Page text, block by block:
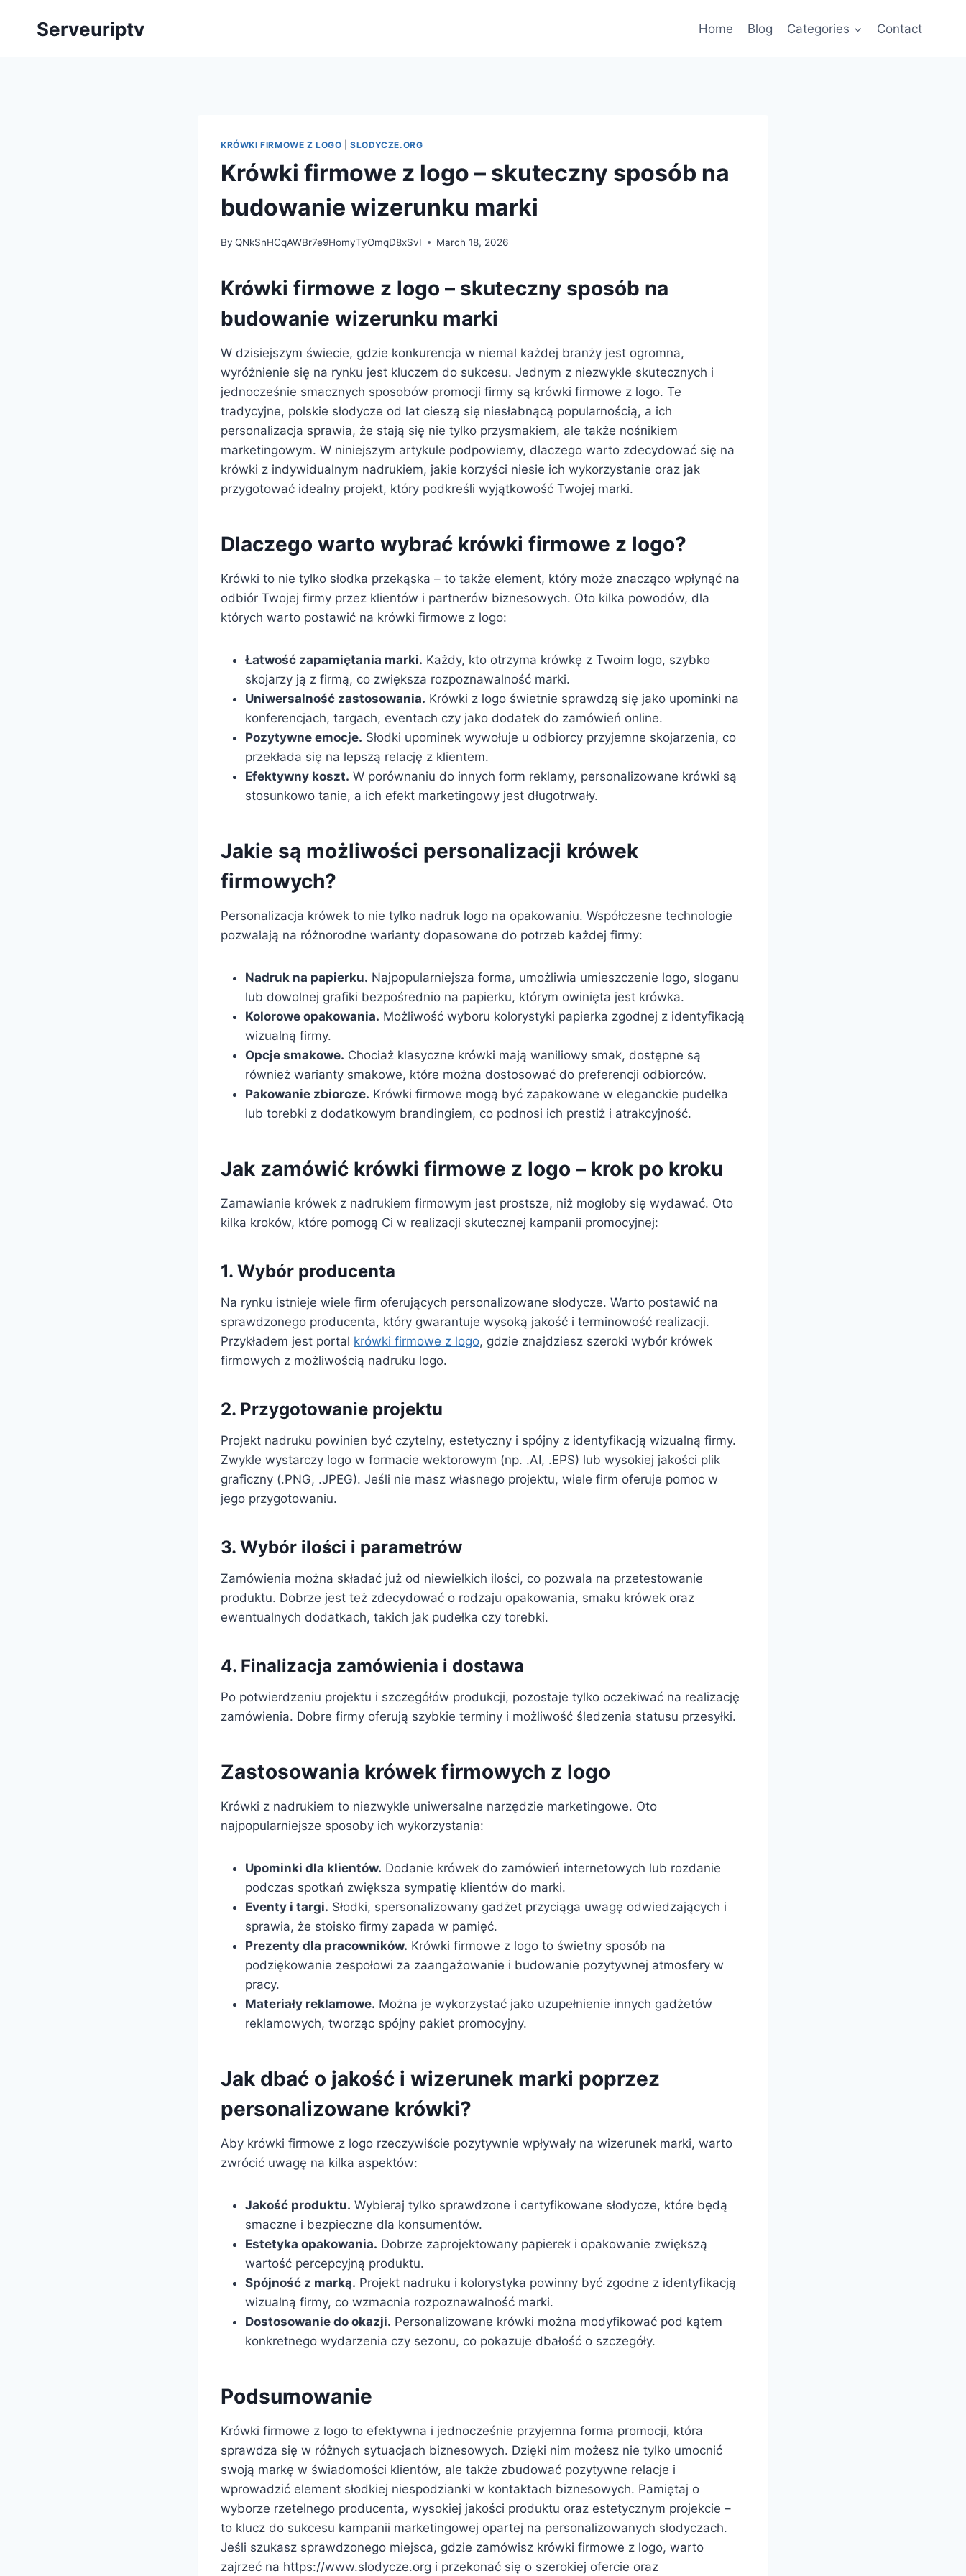
Serveuriptv Home Blog Categories Contact
KRÓWKI FIRMOWE Z LOGO |SLODYCZE.ORG
Krówki firmowe z logo – skuteczny sposób na
budowanie wizerunku marki
By QNkSnHCqAWBr7e9HomyTyOmqD8xSvI March 18, 2026
Krówki firmowe z logo – skuteczny sposób na
budowanie wizerunku marki
W dzisiejszym świecie, gdzie konkurencja w niemal każdej branży jest ogromna,
wyróżnienie się na rynku jest kluczem do sukcesu. Jednym z niezwykle skutecznych i
jednocześnie smacznych sposobów promocji firmy są krówki firmowe z logo. Te
tradycyjne, polskie słodycze od lat cieszą się niesłabnącą popularnością, a ich
personalizacja sprawia, że stają się nie tylko przysmakiem, ale także nośnikiem
marketingowym. W niniejszym artykule podpowiemy, dlaczego warto zdecydować się na
krówki z indywidualnym nadrukiem, jakie korzyści niesie ich wykorzystanie oraz jak
przygotować idealny projekt, który podkreśli wyjątkowość Twojej marki.
Dlaczego warto wybrać krówki firmowe z logo?
Krówki to nie tylko słodka przekąska – to także element, który może znacząco wpłynąć na
odbiór Twojej firmy przez klientów i partnerów biznesowych. Oto kilka powodów, dla
których warto postawić na krówki firmowe z logo:
Łatwość zapamiętania marki. Każdy, kto otrzyma krówkę z Twoim logo, szybko
skojarzy ją z firmą, co zwiększa rozpoznawalność marki.
Uniwersalność zastosowania. Krówki z logo świetnie sprawdzą się jako upominki na
konferencjach, targach, eventach czy jako dodatek do zamówień online.
Pozytywne emocje. Słodki upominek wywołuje u odbiorcy przyjemne skojarzenia, co
przekłada się na lepszą relację z klientem.
Efektywny koszt. W porównaniu do innych form reklamy, personalizowane krówki są
stosunkowo tanie, a ich efekt marketingowy jest długotrwały.
Jakie są możliwości personalizacji krówek
firmowych?
Personalizacja krówek to nie tylko nadruk logo na opakowaniu. Współczesne technologie
pozwalają na różnorodne warianty dopasowane do potrzeb każdej firmy:
Nadruk na papierku. Najpopularniejsza forma, umożliwia umieszczenie logo, sloganu
lub dowolnej grafiki bezpośrednio na papierku, którym owinięta jest krówka.
Kolorowe opakowania. Możliwość wyboru kolorystyki papierka zgodnej z identyfikacją
wizualną firmy.
Opcje smakowe. Chociaż klasyczne krówki mają waniliowy smak, dostępne są
również warianty smakowe, które można dostosować do preferencji odbiorców.
Pakowanie zbiorcze. Krówki firmowe mogą być zapakowane w eleganckie pudełka
lub torebki z dodatkowym brandingiem, co podnosi ich prestiż i atrakcyjność.
Jak zamówić krówki firmowe z logo – krok po kroku
Zamawianie krówek z nadrukiem firmowym jest prostsze, niż mogłoby się wydawać. Oto
kilka kroków, które pomogą Ci w realizacji skutecznej kampanii promocyjnej:
1. Wybór producenta
Na rynku istnieje wiele firm oferujących personalizowane słodycze. Warto postawić na
sprawdzonego producenta, który gwarantuje wysoką jakość i terminowość realizacji.
Przykładem jest portal krówki firmowe z logo, gdzie znajdziesz szeroki wybór krówek
firmowych z możliwością nadruku logo.
2. Przygotowanie projektu
Projekt nadruku powinien być czytelny, estetyczny i spójny z identyfikacją wizualną firmy.
Zwykle wystarczy logo w formacie wektorowym (np. .AI, .EPS) lub wysokiej jakości plik
graficzny (.PNG, .JPEG). Jeśli nie masz własnego projektu, wiele firm oferuje pomoc w
jego przygotowaniu.
3. Wybór ilości i parametrów
Zamówienia można składać już od niewielkich ilości, co pozwala na przetestowanie
produktu. Dobrze jest też zdecydować o rodzaju opakowania, smaku krówek oraz
ewentualnych dodatkach, takich jak pudełka czy torebki.
4. Finalizacja zamówienia i dostawa
Po potwierdzeniu projektu i szczegółów produkcji, pozostaje tylko oczekiwać na realizację
zamówienia. Dobre firmy oferują szybkie terminy i możliwość śledzenia statusu przesyłki.
Zastosowania krówek firmowych z logo
Krówki z nadrukiem to niezwykle uniwersalne narzędzie marketingowe. Oto
najpopularniejsze sposoby ich wykorzystania:
Upominki dla klientów. Dodanie krówek do zamówień internetowych lub rozdanie
podczas spotkań zwiększa sympatię klientów do marki.
Eventy i targi. Słodki, spersonalizowany gadżet przyciąga uwagę odwiedzających i
sprawia, że stoisko firmy zapada w pamięć.
Prezenty dla pracowników. Krówki firmowe z logo to świetny sposób na
podziękowanie zespołowi za zaangażowanie i budowanie pozytywnej atmosfery w
pracy.
Materiały reklamowe. Można je wykorzystać jako uzupełnienie innych gadżetów
reklamowych, tworząc spójny pakiet promocyjny.
Jak dbać o jakość i wizerunek marki poprzez
personalizowane krówki?
Aby krówki firmowe z logo rzeczywiście pozytywnie wpływały na wizerunek marki, warto
zwrócić uwagę na kilka aspektów:
Jakość produktu. Wybieraj tylko sprawdzone i certyfikowane słodycze, które będą
smaczne i bezpieczne dla konsumentów.
Estetyka opakowania. Dobrze zaprojektowany papierek i opakowanie zwiększą
wartość percepcyjną produktu.
Spójność z marką. Projekt nadruku i kolorystyka powinny być zgodne z identyfikacją
wizualną firmy, co wzmacnia rozpoznawalność marki.
Dostosowanie do okazji. Personalizowane krówki można modyfikować pod kątem
konkretnego wydarzenia czy sezonu, co pokazuje dbałość o szczegóły.
Podsumowanie
Krówki firmowe z logo to efektywna i jednocześnie przyjemna forma promocji, która
sprawdza się w różnych sytuacjach biznesowych. Dzięki nim możesz nie tylko umocnić
swoją markę w świadomości klientów, ale także zbudować pozytywne relacje i
wprowadzić element słodkiej niespodzianki w kontaktach biznesowych. Pamiętaj o
wyborze rzetelnego producenta, wysokiej jakości produktu oraz estetycznym projekcie –
to klucz do sukcesu kampanii marketingowej opartej na personalizowanych słodyczach.
Jeśli szukasz sprawdzonego miejsca, gdzie zamówisz krówki firmowe z logo, warto
zajrzeć na https://www.slodycze.org i przekonać się o szerokiej ofercie oraz